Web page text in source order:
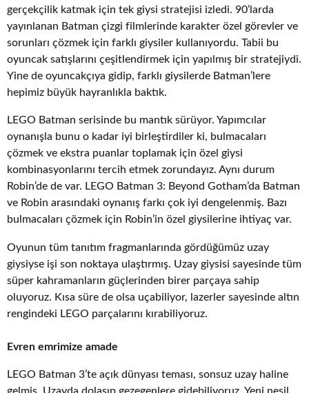
gerçekçilik katmak için tek giysi stratejisi izledi. 90’larda
yayınlanan Batman çizgi filmlerinde karakter özel görevler ve
sorunları çözmek için farklı giysiler kullanıyordu. Tabii bu
oyuncak satışlarını çeşitlendirmek için yapılmış bir stratejiydi.
Yine de oyuncakçıya gidip, farklı giysilerde Batman’lere
hepimiz büyük hayranlıkla baktık.
LEGO Batman serisinde bu mantık sürüyor. Yapımcılar
oynanışla bunu o kadar iyi birleştirdiler ki, bulmacaları
çözmek ve ekstra puanlar toplamak için özel giysi
kombinasyonlarını tercih etmek zorundayız. Aynı durum
Robin’de de var. LEGO Batman 3: Beyond Gotham’da Batman
ve Robin arasındaki oynanış farkı çok iyi dengelenmiş. Bazı
bulmacaları çözmek için Robin’in özel giysilerine ihtiyaç var.
Oyunun tüm tanıtım fragmanlarında gördüğümüz uzay
giysiyse işi son noktaya ulaştırmış. Uzay giysisi sayesinde tüm
süper kahramanların güçlerinden birer parçaya sahip
oluyoruz. Kısa süre de olsa uçabiliyor, lazerler sayesinde altın
rengindeki LEGO parçalarını kırabiliyoruz.
Evren emrimize amade
LEGO Batman 3’te açık dünyası teması, sonsuz uzay haline